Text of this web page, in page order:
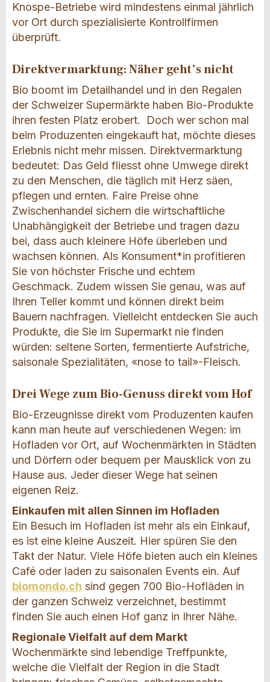
Knospe-Betriebe wird mindestens einmal jährlich
vor Ort durch spezialisierte Kontrollfirmen
überprüft.
Direktvermarktung: Näher geht’s nicht
Bio boomt im Detailhandel und in den Regalen
der Schweizer Supermärkte haben Bio-Produkte
ihren festen Platz erobert. Doch wer schon mal
beim Produzenten eingekauft hat, möchte dieses
Erlebnis nicht mehr missen. Direktvermarktung
bedeutet: Das Geld fliesst ohne Umwege direkt
zu den Menschen, die täglich mit Herz säen,
pflegen und ernten. Faire Preise ohne
Zwischenhandel sichern die wirtschaftliche
Unabhängigkeit der Betriebe und tragen dazu
bei, dass auch kleinere Höfe überleben und
wachsen können. Als Konsument*in profitieren
Sie von höchster Frische und echtem
Geschmack. Zudem wissen Sie genau, was auf
Ihren Teller kommt und können direkt beim
Bauern nachfragen. Vielleicht entdecken Sie auch
Produkte, die Sie im Supermarkt nie finden
würden: seltene Sorten, fermentierte Aufstriche,
saisonale Spezialitäten, «nose to tail»-Fleisch.
Drei Wege zum Bio-Genuss direkt vom Hof
Bio-Erzeugnisse direkt vom Produzenten kaufen
kann man heute auf verschiedenen Wegen: im
Hofladen vor Ort, auf Wochenmärkten in Städten
und Dörfern oder bequem per Mausklick von zu
Hause aus. Jeder dieser Wege hat seinen
eigenen Reiz.
Einkaufen mit allen Sinnen im Hofladen
Ein Besuch im Hofladen ist mehr als ein Einkauf,
es ist eine kleine Auszeit. Hier spüren Sie den
Takt der Natur. Viele Höfe bieten auch ein kleines
Café oder laden zu saisonalen Events ein. Auf
biomondo.ch sind gegen 700 Bio-Hofläden in
der ganzen Schweiz verzeichnet, bestimmt
finden Sie auch einen Hof ganz in Ihrer Nähe.
Regionale Vielfalt auf dem Markt
Wochenmärkte sind lebendige Treffpunkte,
welche die Vielfalt der Region in die Stadt